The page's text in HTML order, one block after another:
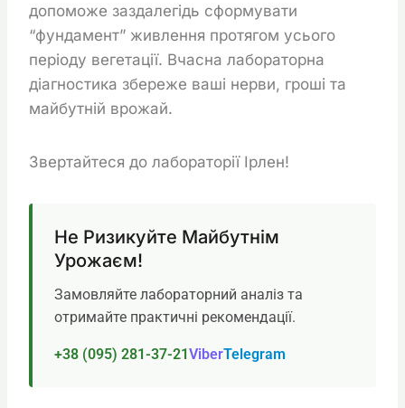
допоможе заздалегідь сформувати
“фундамент” живлення протягом усього
періоду вегетації. Вчасна лабораторна
діагностика збереже ваші нерви, гроші та
майбутній врожай.
Звертайтеся до лабораторії Ірлен!
Не Ризикуйте Майбутнім
Урожаєм!
Замовляйте лабораторний аналіз та
отримайте практичні рекомендації.
+38 (095) 281-37-21ViberTelegram